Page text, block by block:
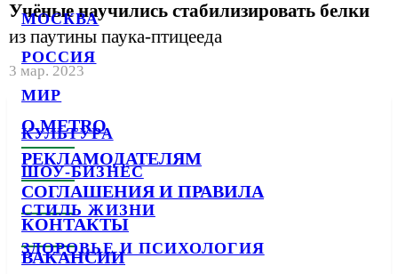
МОСКВА
РОССИЯ
МИР
КУЛЬТУРА
ШОУ-БИЗНЕС
СТИЛЬ ЖИЗНИ
ЗДОРОВЬЕ И ПСИХОЛОГИЯ
Учёные научились стабилизировать белки
из паутины паука-птицееда
3 мар. 2023
О METRO
РЕКЛАМОДАТЕЛЯМ
СОГЛАШЕНИЯ И ПРАВИЛА
КОНТАКТЫ
ВАКАНСИИ